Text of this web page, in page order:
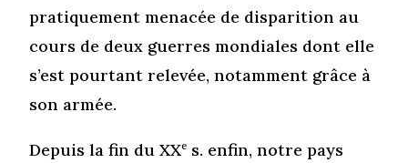
pratiquement menacée de disparition au
cours de deux guerres mondiales dont elle
s’est pourtant relevée, notamment grâce à
son armée.
Depuis la fin du XXe s. enfin, notre pays